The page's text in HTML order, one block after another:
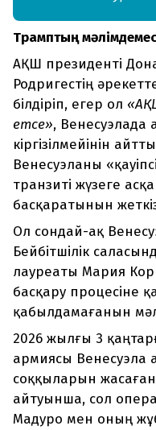
Трамптың
АҚШ президенті
Родригестің
білдіріп, егер ол
етсе», Венесуэлада
кіргізілмейінін
Венесуэланы
транзиті жүзеге
басқаратынын
Ол сондай-ақ
Бейбітшілік
лауреаты Мария
басқару процесіне
қабылдамағанын
2026 жылғы 3
армиясы Венесуэла
соққыларын
айтуынша, сол
Мадуро мен оның